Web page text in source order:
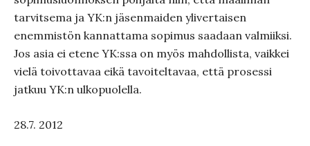
tarvitsema ja YK:n jäsenmaiden ylivertaisen
enemmistön kannattama sopimus saadaan valmiiksi.
Jos asia ei etene YK:ssa on myös mahdollista, vaikkei
vielä toivottavaa eikä tavoiteltavaa, että prosessi
jatkuu YK:n ulkopuolella.
28.7. 2012